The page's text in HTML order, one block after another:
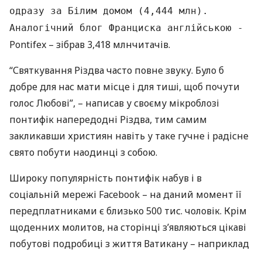
одразу за Білим домом (4,444 млн).
Аналогічний блог Франциска англійською -
Pontifex – зібрав 3,418 млнчитачів.
“Святкування Різдва часто повне звуку. Було б
добре для нас мати місце і для тиші, щоб почути
голос Любові”, – написав у своєму мікроблозі
понтифік напередодні Різдва, тим самим
закликавши християн навіть у таке гучне і радісне
свято побути наодинці з собою.
Широку популярність понтифік набув і в
соціальній мережі Facebook – на даний момент її
передплатниками є близько 500 тис. чоловік. Крім
щоденних молитов, на сторінці з’являються цікаві
побутові подробиці з життя Ватикану – наприклад